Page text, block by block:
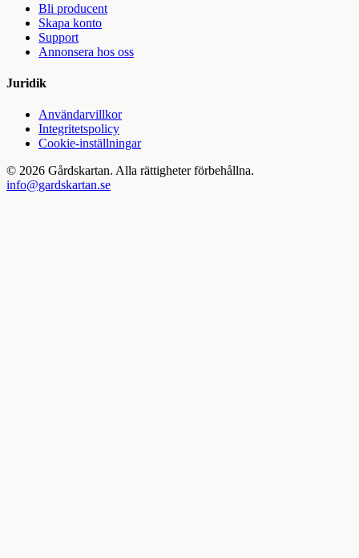
Bli producent
Skapa konto
Support
Annonsera hos oss
Juridik
Användarvillkor
Integritetspolicy
Cookie-inställningar
© 2026 Gårdskartan. Alla rättigheter förbehållna.
info@gardskartan.se